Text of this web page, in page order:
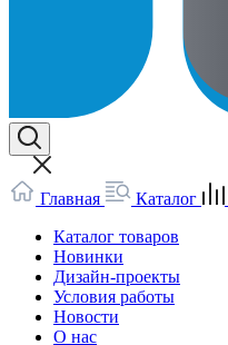
Главная Каталог
Каталог товаров
Новинки
Дизайн-проекты
Условия работы
Новости
О нас